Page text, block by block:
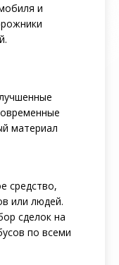
и
материал
средство,
или людей.
сделок на
по всеми